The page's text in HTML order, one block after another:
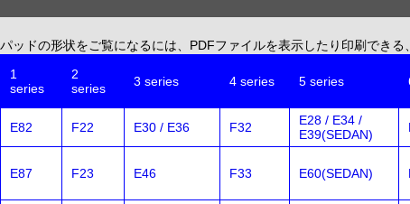
パッドの形状をご覧になるには、PDFファイルを表示したり印刷でき
1
series
2
series
3 series 4 series 5 series
E82 F22 E30 / E36 F32
E28 / E34 /
E39(SEDAN)
E87 F23 E46 F33 E60(SEDAN)